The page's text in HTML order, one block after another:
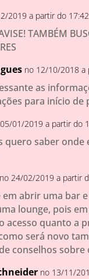
2019 a partir do 17:42
TAMBÉM
no 12/10/2018 a
as
para início de
01/2019 a partir do
quero saber onde
no 24/02/2019 a partir
abrir uma bar
lounge, pois
acesso quanto a
será novo
conselhos sobre
no 13/11/